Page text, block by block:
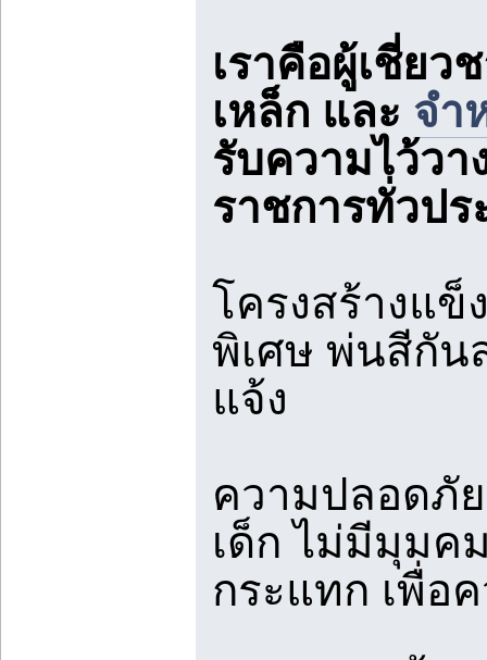
เราคือผู้เชี่ยว
เหล็ก และ จำ
รับความไว้วา
ราชการทั่วปร
โครงสร้างแ
พิเศษ พ่นสีกัน
แจ้ง
ความปลอดภั
เด็ก ไม่มีมุมค
กระแทก เพื่อ